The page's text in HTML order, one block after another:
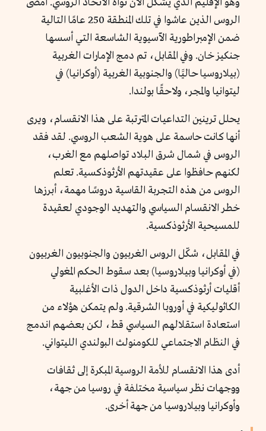
الروس الذين عاشوا في تلك المنطقة 250 عامًا التالية
ضمن الإمبراطورية الآسيوية الشاسعة التي أسسها
جنكيز خان. وفي المقابل، تم دمج الإمارات الغربية
(بيلاروسيا حاليََا) والجنوبية الغربية (أوكرانيا) في
ليتوانيا والمجر، ولاحقًا بولندا.
يحلل ترينين التداعيات المترتبة على هذا الانقسام، ويرى
أنها كانت حاسمة على هوية الشعب الروسي. لقد فقد
الروس في شمال شرق البلاد تواصلهم مع الغرب،
لكنهم حافظوا على عقيدتهم الأرثوذكسية. تعلم
الروس من هذه التجربة القاسية دروسًا مهمة، أبرزها
خطر الانقسام السياسي والتهديد الوجودي لعقيدة
للمسيحية الأرثوذكسية.
في المقابل، شكّل الروس الغربيون والجنوبيون الغربيون
(في أوكرانيا وبيلاروسيا) بعد سقوط الحكم المغولي
أقليات أرثوذكسية داخل الدول ذات الأغلبية
الكاثوليكية في أوروبا الشرقية. ولم يتمكن هؤلاء من
استعادة استقلالهم السياسي قط، لكن بعضهم اندمج
في النظام الاجتماعي للكومنولث البولندي الليتواني.
أدى هذا الانقسام للأمة الروسية المبكرة إلى ثقافات
ووجهات نظر سياسية مختلفة في روسيا من جهة،
وأوكرانيا وبيلاروسيا من جهة أخرى.